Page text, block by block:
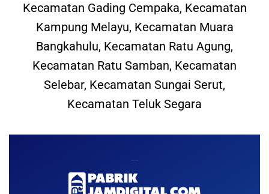
Kecamatan Gading Cempaka, Kecamatan
Kampung Melayu, Kecamatan Muara
Bangkahulu, Kecamatan Ratu Agung,
Kecamatan Ratu Samban, Kecamatan
Selebar, Kecamatan Sungai Serut,
Kecamatan Teluk Segara